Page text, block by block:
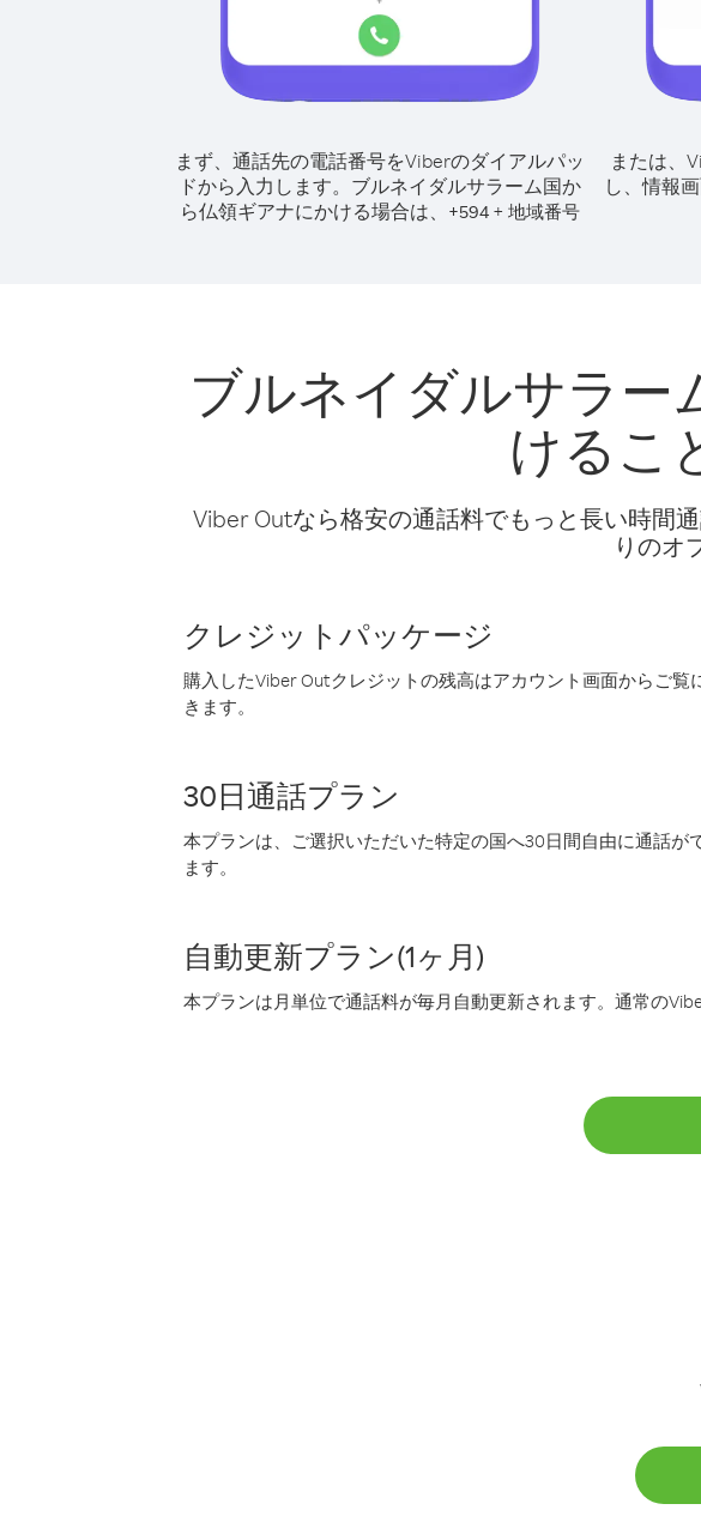
まず、通話先の電話番号をViberのダイアルパッ
ドから入力します。 ブルネイダルサラーム国か
ら仏領ギアナにかける場合は、 +594 + 地域番号
または、
し、情報
ブルネイダルサラー
けるこ
Viber Outなら格安の通話料でもっと長い時間
りのオ
クレジットパッケージ
購入したViber Outクレジットの残高はアカウント画面からご
きます。
30日通話プラン
本プランは、ご選択いただいた特定の国へ30日間自由に通話
ます。
自動更新プラン(1ヶ月)
本プランは月単位で通話料が毎月自動更新されます。通常の